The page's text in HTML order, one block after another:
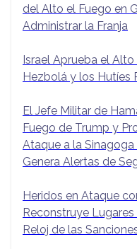
del Alto el Fuego en
Administrar la Franja
Israel Aprueba el
Hezbolá y los Hutíes
El Jefe Militar de
Fuego de Trump y
Ataque a la
Genera Alertas de
Heridos en Ataque
Reconstruye
Reloj de las